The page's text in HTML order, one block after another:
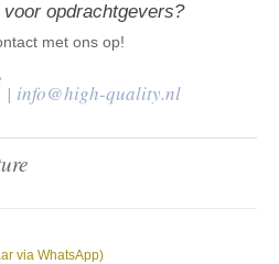
via WhatsApp)
opdrachtgevers?
met ons op!
| info@high-quality.nl